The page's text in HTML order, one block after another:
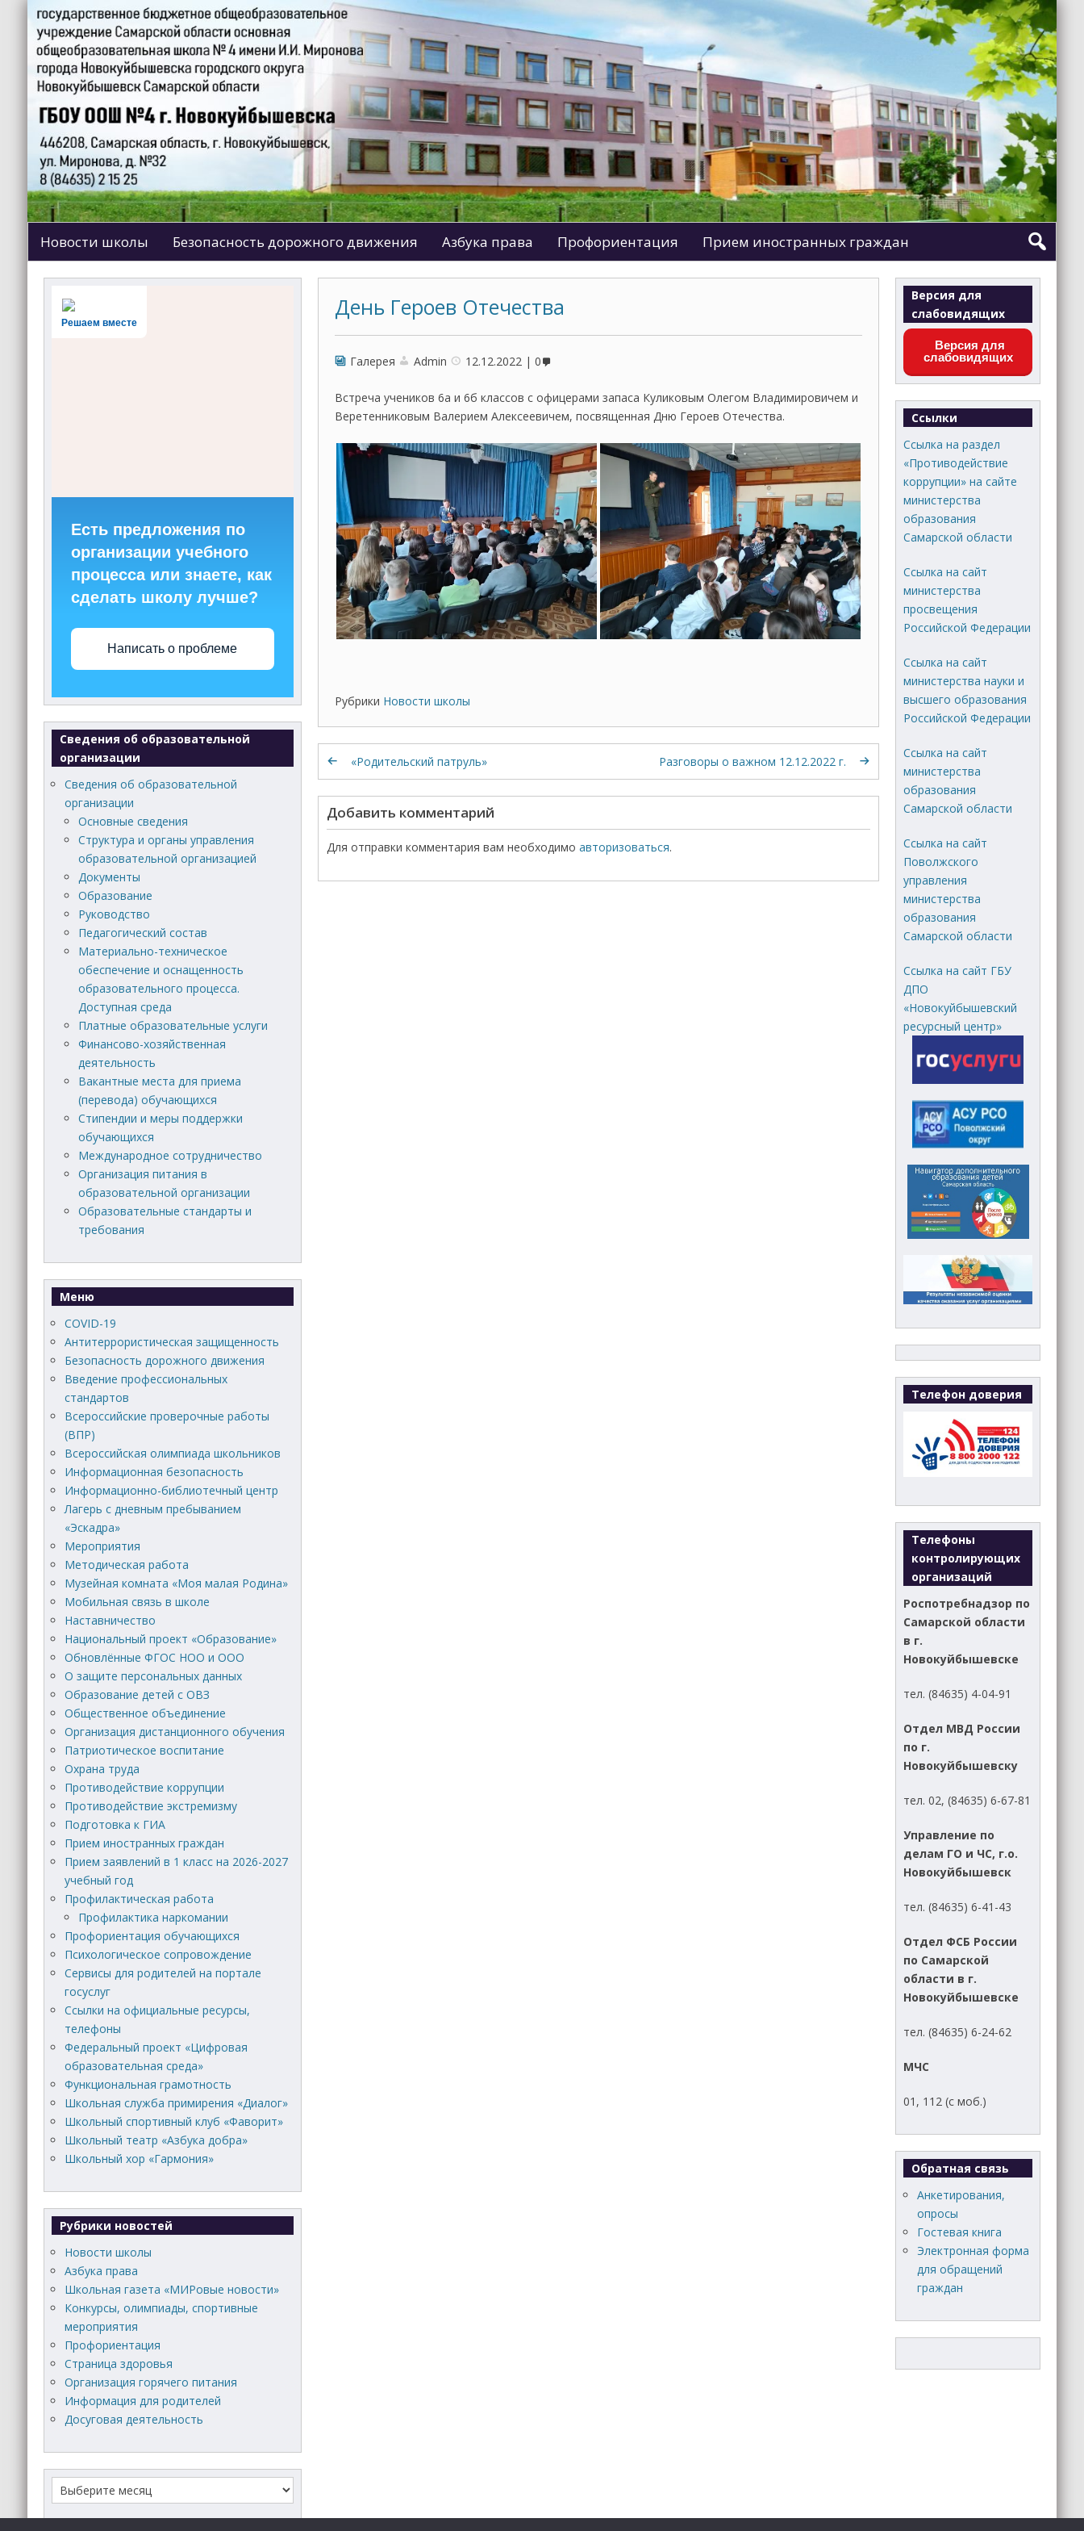
Новости школы Безопасность дорожного движения Азбука права Профориентация Прием иностранных граждан
День Героев Отечества
Галерея Admin 12.12.2022 0
Встреча учеников 6а и 6б классов с офицерами запаса Куликовым Олегом Владимировичем и
Веретенниковым Валерием Алексеевичем, посвященная Дню Героев Отечества.
Рубрики Новости школы
«Родительский патруль» Разговоры о важном 12.12.2022 г.
Добавить комментарий
Для отправки комментария вам необходимо авторизоваться.
Решаем вместе
Есть предложения по
организации учебного
процесса или знаете, как
сделать школу лучше?
Написать о проблеме
Сведения об образовательной
организации
Сведения об образовательной
организации
Основные сведения
Структура и органы управления
образовательной организацией
Документы
Образование
Руководство
Педагогический состав
Материально-техническое
обеспечение и оснащенность
образовательного процесса.
Доступная среда
Платные образовательные услуги
Финансово-хозяйственная
деятельность
Вакантные места для приема
(перевода) обучающихся
Стипендии и меры поддержки
обучающихся
Международное сотрудничество
Организация питания в
образовательной организации
Образовательные стандарты и
требования
Меню
COVID-19
Антитеррористическая защищенность
Безопасность дорожного движения
Введение профессиональных
стандартов
Всероссийские проверочные работы
(ВПР)
Всероссийская олимпиада школьников
Информационная безопасность
Информационно-библиотечный центр
Лагерь с дневным пребыванием
«Эскадра»
Мероприятия
Методическая работа
Музейная комната «Моя малая Родина»
Мобильная связь в школе
Наставничество
Национальный проект «Образование»
Обновлённые ФГОС НОО и ООО
О защите персональных данных
Образование детей с ОВЗ
Общественное объединение
Организация дистанционного обучения
Патриотическое воспитание
Охрана труда
Противодействие коррупции
Противодействие экстремизму
Подготовка к ГИА
Прием иностранных граждан
Прием заявлений в 1 класс на 2026-2027
учебный год
Профилактическая работа
Профилактика наркомании
Профориентация обучающихся
Психологическое сопровождение
Сервисы для родителей на портале
госуслуг
Ссылки на официальные ресурсы,
телефоны
Федеральный проект «Цифровая
образовательная среда»
Функциональная грамотность
Школьная служба примирения «Диалог»
Школьный спортивный клуб «Фаворит»
Школьный театр «Азбука добра»
Школьный хор «Гармония»
Рубрики новостей
Новости школы
Азбука права
Школьная газета «МИРовые новости»
Конкурсы, олимпиады, спортивные
мероприятия
Профориентация
Страница здоровья
Организация горячего питания
Информация для родителей
Досуговая деятельность
Версия для
слабовидящих
Версия для
слабовидящих
Ссылки
Ссылка на раздел
«Противодействие
коррупции» на сайте
министерства
образования
Самарской области
Ссылка на сайт
министерства
просвещения
Российской Федерации
Ссылка на сайт
министерства науки и
высшего образования
Российской Федерации
Ссылка на сайт
министерства
образования
Самарской области
Ссылка на сайт
Поволжского
управления
министерства
образования
Самарской области
Ссылка на сайт ГБУ
ДПО
«Новокуйбышевский
ресурсный центр»
Телефон доверия
Телефоны
контролирующих
организаций
Роспотребнадзор по
Самарской области
в г.
Новокуйбышевске
тел. (84635) 4-04-91
Отдел МВД России
по г.
Новокуйбышевску
тел. 02, (84635) 6-67-81
Управление по
делам ГО и ЧС, г.о.
Новокуйбышевск
тел. (84635) 6-41-43
Отдел ФСБ России
по Самарской
области в г.
Новокуйбышевске
тел. (84635) 6-24-62
МЧС
01, 112 (с моб.)
Обратная связь
Анкетирования,
опросы
Гостевая книга
Электронная форма
для обращений
граждан